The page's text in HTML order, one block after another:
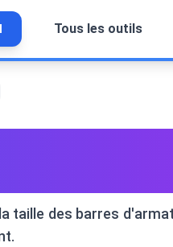
Tous les outils
taille des barres
💡 Aimez-vous cet